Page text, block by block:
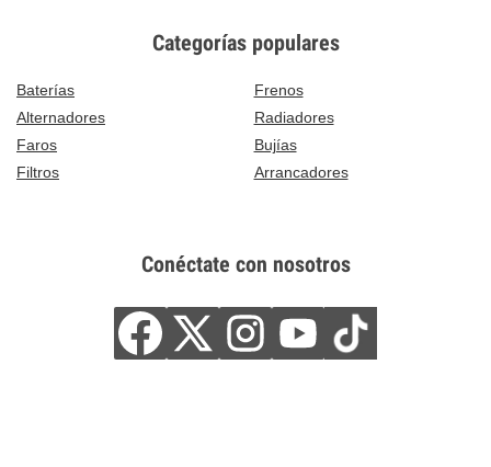
Categorías populares
Baterías
Frenos
Alternadores
Radiadores
Faros
Bujías
Filtros
Arrancadores
Conéctate con nosotros